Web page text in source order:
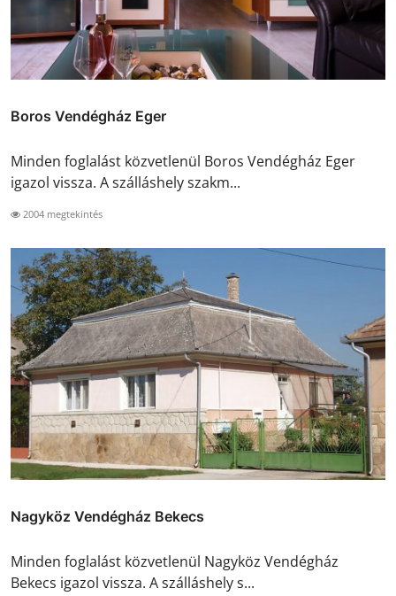
Boros Vendégház Eger
Minden foglalást közvetlenül Boros Vendégház Eger
igazol vissza. A szálláshely szakm...
2004 megtekintés
Nagyköz Vendégház Bekecs
Minden foglalást közvetlenül Nagyköz Vendégház
Bekecs igazol vissza. A szálláshely s...